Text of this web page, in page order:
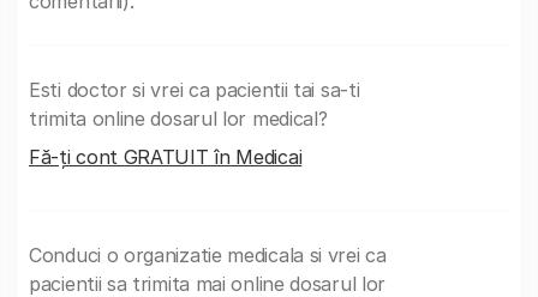
Esti doctor si vrei ca pacientii tai sa-ti
trimita online dosarul lor medical?
Fă-ți cont GRATUIT în Medicai
Conduci o organizatie medicala si vrei ca
pacientii sa trimita mai online dosarul lor